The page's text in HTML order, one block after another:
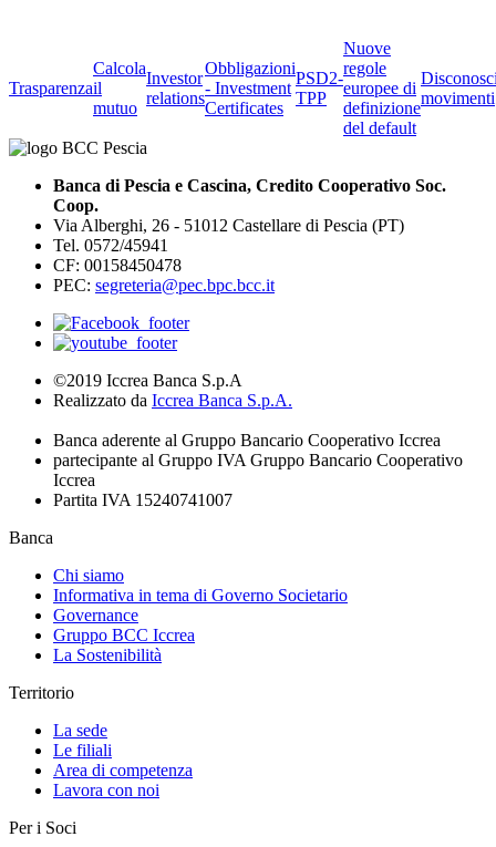
Trasparenza
Calcola
il
mutuo
Investor
relations
Obbligazioni
- Investment
Certificates
PSD2-
TPP
Nuove
regole
europee di
definizione
del default
movimenti
Banca di Pescia e Cascina, Credito Cooperativo Soc.
Coop.
Via Alberghi, 26 - 51012 Castellare di Pescia (PT)
Tel. 0572/45941
CF: 00158450478
PEC: segreteria@pec.bpc.bcc.it
©2019 Iccrea Banca S.p.A
Realizzato da Iccrea Banca S.p.A.
Banca aderente al Gruppo Bancario Cooperativo Iccrea
partecipante al Gruppo IVA Gruppo Bancario Cooperativo
Iccrea
Partita IVA 15240741007
Banca
Chi siamo
Informativa in tema di Governo Societario
Governance
Gruppo BCC Iccrea
La Sostenibilità
Territorio
La sede
Le filiali
Area di competenza
Lavora con noi
Per i Soci